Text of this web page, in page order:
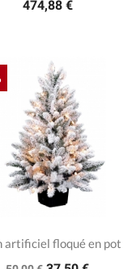
474,88 €
artificiel floqué en pot